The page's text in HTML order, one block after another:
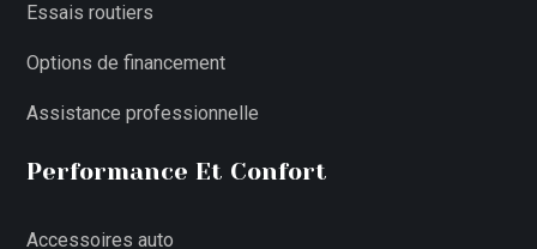
Essais routiers
Options de financement
Assistance professionnelle
Performance Et Confort
Accessoires auto